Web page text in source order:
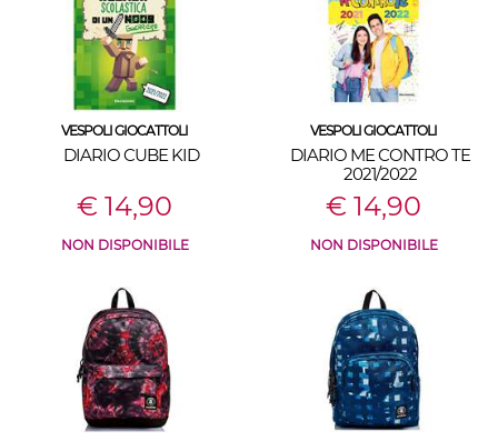
VESPOLI GIOCATTOLI
DIARIO CUBE KID
€ 14,90
NON DISPONIBILE
VESPOLI GIOCATTOLI
DIARIO ME CONTRO TE
2021/2022
€ 14,90
NON DISPONIBILE